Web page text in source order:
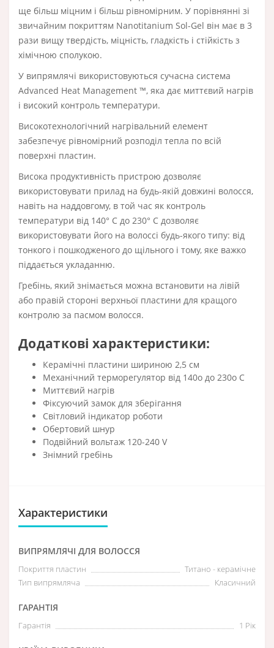
ще більш міцним і більш рівномірним. У порівнянні зі
звичайним покриттям Nanotitanium Sol-Gel він має в 3
рази вищу твердість, міцність, гладкість і стійкість з
хімічною сполукою.
У випрямлячі використовуються сучасна система
Advanced Heat Management ™, яка дає миттєвий нагрів
і високий контроль температури.
Високотехнологічний нагрівальний елемент
забезпечує рівномірний розподіл тепла по всій
поверхні пластин.
Висока продуктивність пристрою дозволяє
використовувати прилад на будь-якій довжині волосся,
навіть на наддовгому, в той час як контроль
температури від 140° С до 230° С дозволяє
використовувати його на волоссі будь-якого типу: від
тонкого і пошкодженого до щільного і тому, яке важко
піддається укладанню.
Гребінь, який знімається можна встановити на лівій
або правій стороні верхньої пластини для кращого
контролю за пасмом волосся.
Додаткові характеристики:
Керамічні пластини шириною 2,5 см
Механічний терморегулятор від 140o до 230o С
Миттєвий нагрів
Фіксуючий замок для зберігання
Світловий індикатор роботи
Обертовий шнур
Подвійний вольтаж 120-240 V
Знімний гребінь
Характеристики
ВИПРЯМЛЯЧІ ДЛЯ ВОЛОССЯ
Покриття пластин
Титано - керамічне
Тип випрямляча
Класичний
ГАРАНТІЯ
Гарантія 1 Рік